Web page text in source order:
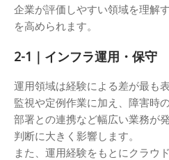
企業が評価しやすい領域を理解
を高められます。
2-1｜インフラ運用・保守
運用領域は経験による差が最も
監視や定例作業に加え、障害時
部署との連携など幅広い業務が
判断に大きく影響します。
また、運用経験をもとにクラウ